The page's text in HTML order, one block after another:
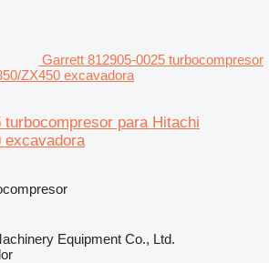
Garrett 812905-0025 turbocompresor
ZX450 excavadora
turbocompresor para Hitachi
excavadora
Equipment Co., Ltd.